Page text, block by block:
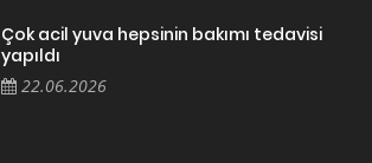
Çok acil yuva hepsinin bakımı tedavisi
yapıldı
22.06.2026